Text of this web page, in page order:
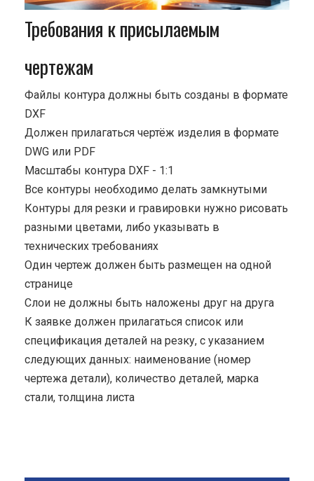
Требования к присылаемым
чертежам
Файлы контура должны быть созданы в формате
DXF
Должен прилагаться чертёж изделия в формате
DWG или PDF
Масштабы контура DXF - 1:1
Все контуры необходимо делать замкнутыми
Контуры для резки и гравировки нужно рисовать
разными цветами, либо указывать в
технических требованиях
Один чертеж должен быть размещен на одной
странице
Cлои не должны быть наложены друг на друга
К заявке должен прилагаться список или
спецификация деталей на резку, с указанием
следующих данных: наименование (номер
чертежа детали), количество деталей, марка
стали, толщина листа